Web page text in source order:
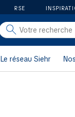
RSE
carrelage
outillage
Le réseau Siehr